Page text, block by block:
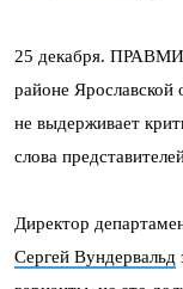
25 декабря.
районе Ярославской
не выдерживает
слова
Директор
Сергей Вундервальд